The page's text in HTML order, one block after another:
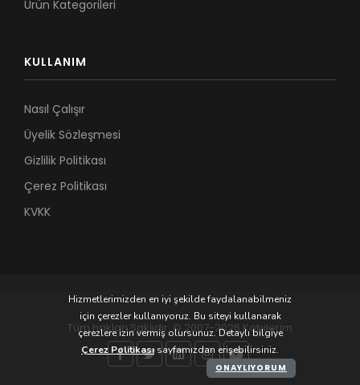
Ürün Kategorileri
KULLANIM
Nasıl Çalışır
Üyelik Sözleşmesi
Gizlilik Politikası
Çerez Politikası
KVKK
Tüm hakları Saklıdır. © 2007-2026 Kobilerim
Hizmetlerimizden en iyi şekilde faydalanabilmeniz
için çerezler kullanıyoruz. Bu siteyi kullanarak
çerezlere izin vermiş olursunuz. Detaylı bilgiye
Çerez Politikasısayfamızdan erişebilirsiniz.
ONAYLIYORUM